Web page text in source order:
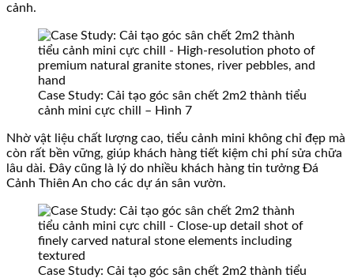
cảnh.
Case Study: Cải tạo góc sân chết 2m2 thành tiểu
cảnh mini cực chill – Hình 7
Nhờ vật liệu chất lượng cao, tiểu cảnh mini không chỉ đẹp mà
còn rất bền vững, giúp khách hàng tiết kiệm chi phí sửa chữa
lâu dài. Đây cũng là lý do nhiều khách hàng tin tưởng Đá
Cảnh Thiên An cho các dự án sân vườn.
Case Study: Cải tạo góc sân chết 2m2 thành tiểu